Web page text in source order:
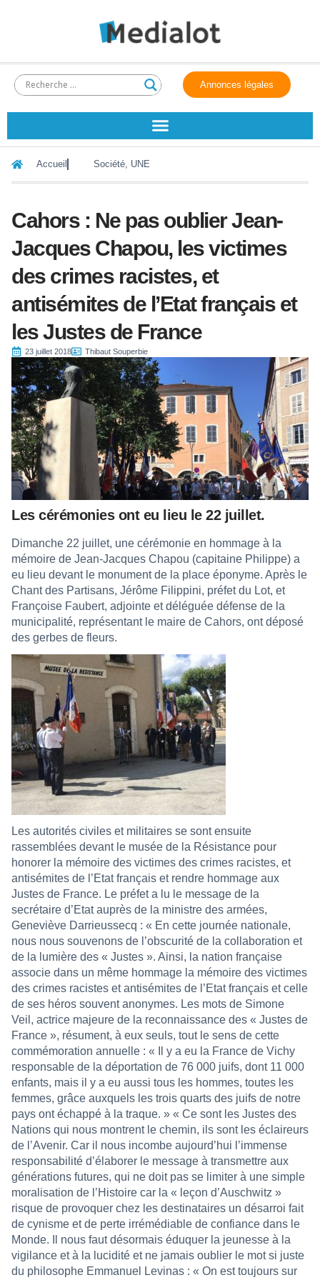
Annonces légales
Accueil Société, UNE
Cahors : Ne pas oublier Jean-
Jacques Chapou, les victimes
des crimes racistes, et
antisémites de l’Etat français et
les Justes de France
23 juillet 2018 Thibaut Souperbie
Les cérémonies ont eu lieu le 22 juillet.
Dimanche 22 juillet, une cérémonie en hommage à la
mémoire de Jean-Jacques Chapou (capitaine Philippe) a
eu lieu devant le monument de la place éponyme. Après le
Chant des Partisans, Jérôme Filippini, préfet du Lot, et
Françoise Faubert, adjointe et déléguée défense de la
municipalité, représentant le maire de Cahors, ont déposé
des gerbes de fleurs.
Les autorités civiles et militaires se sont ensuite
rassemblées devant le musée de la Résistance pour
honorer la mémoire des victimes des crimes racistes, et
antisémites de l’Etat français et rendre hommage aux
Justes de France. Le préfet a lu le message de la
secrétaire d’Etat auprès de la ministre des armées,
Geneviève Darrieussecq : « En cette journée nationale,
nous nous souvenons de l’obscurité de la collaboration et
de la lumière des « Justes ». Ainsi, la nation française
associe dans un même hommage la mémoire des victimes
des crimes racistes et antisémites de l’Etat français et celle
de ses héros souvent anonymes. Les mots de Simone
Veil, actrice majeure de la reconnaissance des « Justes de
France », résument, à eux seuls, tout le sens de cette
commémoration annuelle : « Il y a eu la France de Vichy
responsable de la déportation de 76 000 juifs, dont 11 000
enfants, mais il y a eu aussi tous les hommes, toutes les
femmes, grâce auxquels les trois quarts des juifs de notre
pays ont échappé à la traque. » « Ce sont les Justes des
Nations qui nous montrent le chemin, ils sont les éclaireurs
de l’Avenir. Car il nous incombe aujourd’hui l’immense
responsabilité d’élaborer le message à transmettre aux
générations futures, qui ne doit pas se limiter à une simple
moralisation de l’Histoire car la « leçon d’Auschwitz »
risque de provoquer chez les destinataires un désarroi fait
de cynisme et de perte irrémédiable de confiance dans le
Monde. Il nous faut désormais éduquer la jeunesse à la
vigilance et à la lucidité et ne jamais oublier le mot si juste
du philosophe Emmanuel Levinas : « On est toujours sur